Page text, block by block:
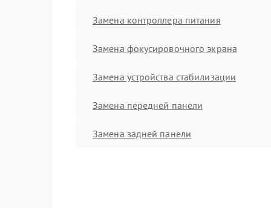
Замена контроллера питания
Замена фокусировочного экрана
Замена устройства стабилизации
Замена передней панели
Замена задней панели